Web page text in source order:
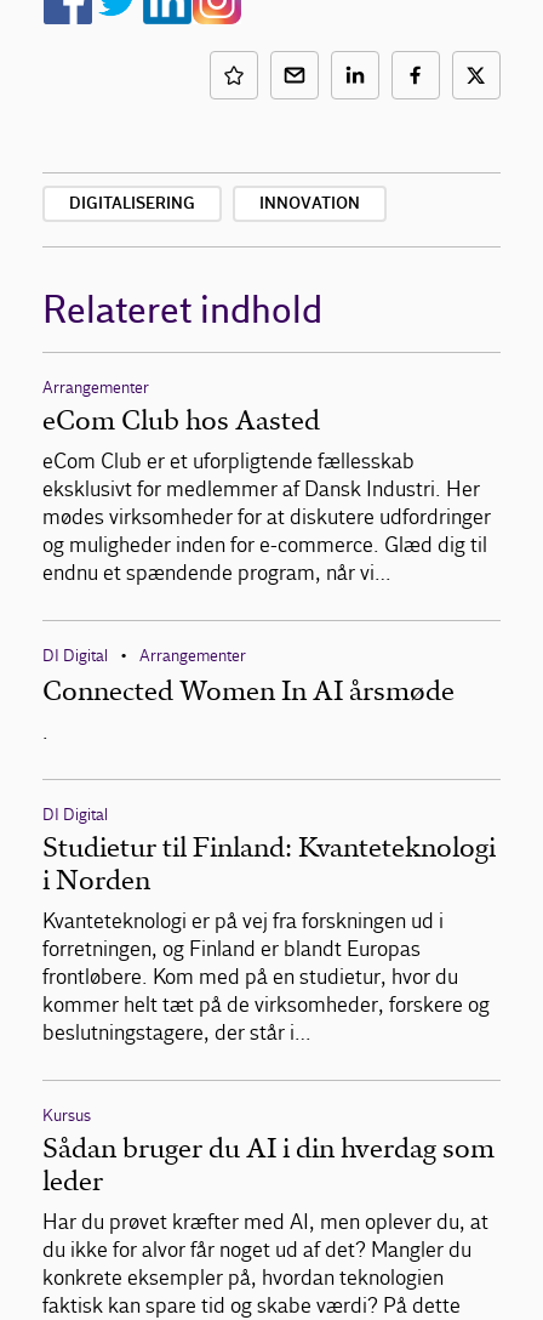
DIGITALISERING INNOVATION
Relateret indhold
Arrangementer
eCom Club hos Aasted
eCom Club er et uforpligtende fællesskab
eksklusivt for medlemmer af Dansk Industri. Her
mødes virksomheder for at diskutere udfordringer
og muligheder inden for e-commerce. Glæd dig til
endnu et spændende program, når vi…
DI Digital • Arrangementer
Connected Women In AI årsmøde
.
DI Digital
Studietur til Finland: Kvanteteknologi
i Norden
Kvanteteknologi er på vej fra forskningen ud i
forretningen, og Finland er blandt Europas
frontløbere. Kom med på en studietur, hvor du
kommer helt tæt på de virksomheder, forskere og
beslutningstagere, der står i…
Kursus
Sådan bruger du AI i din hverdag som
leder
Har du prøvet kræfter med AI, men oplever du, at
du ikke for alvor får noget ud af det? Mangler du
konkrete eksempler på, hvordan teknologien
faktisk kan spare tid og skabe værdi? På dette